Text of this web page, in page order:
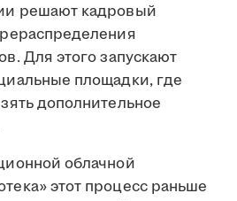
решают кадровый
Для этого запускают
площадки, где
дополнительное
облачной
этот процесс раньше